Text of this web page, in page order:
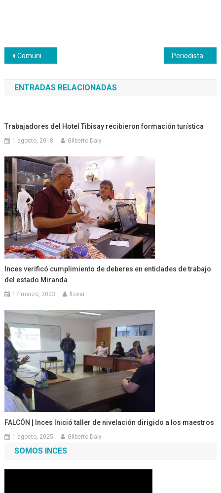
Navegación
de
entradas
Comunidades educativas de Lara aprenden a reparar bombillos ahorradores
ENTRADAS RELACIONADAS
Trabajadores del Hotel Tibisay recibieron formación turística
1 agosto, 2018 Gilberto Daly
Inces verificó cumplimiento de deberes en entidades de trabajo
del estado Miranda
17 marzo, 2023 ltovar
FALCÓN | Inces Inició taller de nivelación dirigido a los maestros
1 agosto, 2025 Gilberto Daly
SOMOS INCES